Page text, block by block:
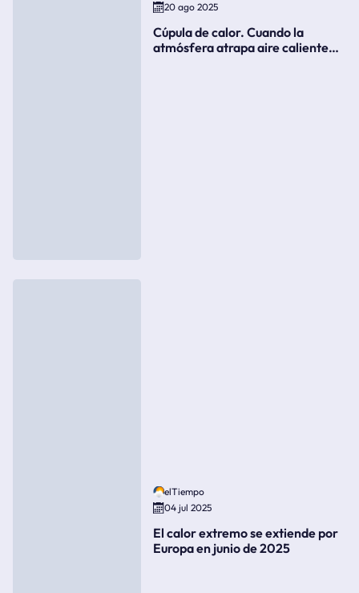
20 ago 2025
Cúpula de calor. Cuando la
atmósfera atrapa aire caliente
elTiempo
04 jul 2025
El calor extremo se extiende por
Europa en junio de 2025